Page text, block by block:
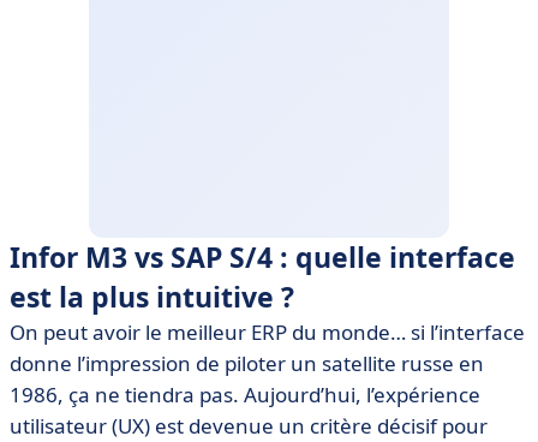
Infor M3 vs SAP S/4 : quelle interface
est la plus intuitive ?
On peut avoir le meilleur ERP du monde… si l’interface
donne l’impression de piloter un satellite russe en
1986, ça ne tiendra pas. Aujourd’hui, l’expérience
utilisateur (UX) est devenue un critère décisif pour